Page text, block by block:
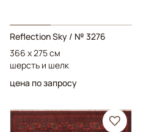
Reflection Sky / № 3276
366 x 275 см
шерсть и шелк
цена по запросу